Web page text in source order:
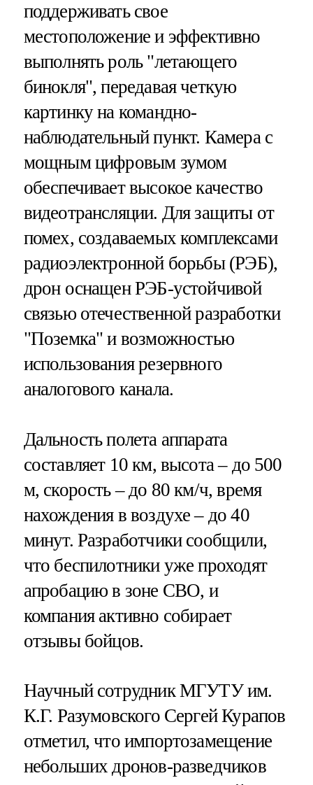
поддерживать свое
местоположение и эффективно
выполнять роль "летающего
бинокля", передавая четкую
картинку на командно-
наблюдательный пункт. Камера с
мощным цифровым зумом
обеспечивает высокое качество
видеотрансляции. Для защиты от
помех, создаваемых комплексами
радиоэлектронной борьбы (РЭБ),
дрон оснащен РЭБ-устойчивой
связью отечественной разработки
"Поземка" и возможностью
использования резервного
аналогового канала.
Дальность полета аппарата
составляет 10 км, высота – до 500
м, скорость – до 80 км/ч, время
нахождения в воздухе – до 40
минут. Разработчики сообщили,
что беспилотники уже проходят
апробацию в зоне СВО, и
компания активно собирает
отзывы бойцов.
Научный сотрудник МГУТУ им.
К.Г. Разумовского Сергей Курапов
отметил, что импортозамещение
небольших дронов-разведчиков